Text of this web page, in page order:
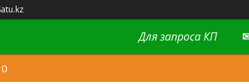
Для запроса КП